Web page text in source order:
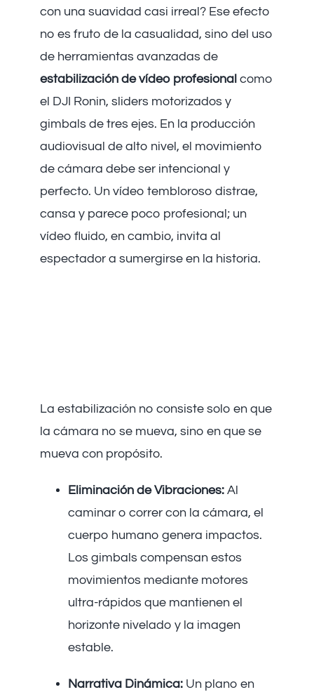
con una suavidad casi irreal? Ese efecto
no es fruto de la casualidad, sino del uso
de herramientas avanzadas de
estabilización de vídeo profesional como
el DJI Ronin, sliders motorizados y
gimbals de tres ejes. En la producción
audiovisual de alto nivel, el movimiento
de cámara debe ser intencional y
perfecto. Un vídeo tembloroso distrae,
cansa y parece poco profesional; un
vídeo fluido, en cambio, invita al
espectador a sumergirse en la historia.
La estabilización no consiste solo en que
la cámara no se mueva, sino en que se
mueva con propósito.
Eliminación de Vibraciones: Al
caminar o correr con la cámara, el
cuerpo humano genera impactos.
Los gimbals compensan estos
movimientos mediante motores
ultra-rápidos que mantienen el
horizonte nivelado y la imagen
estable.
Narrativa Dinámica: Un plano en